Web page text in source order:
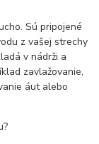
Sú pripojené
z vašej strechy
v nádrži a
zavlažovanie,
áut alebo